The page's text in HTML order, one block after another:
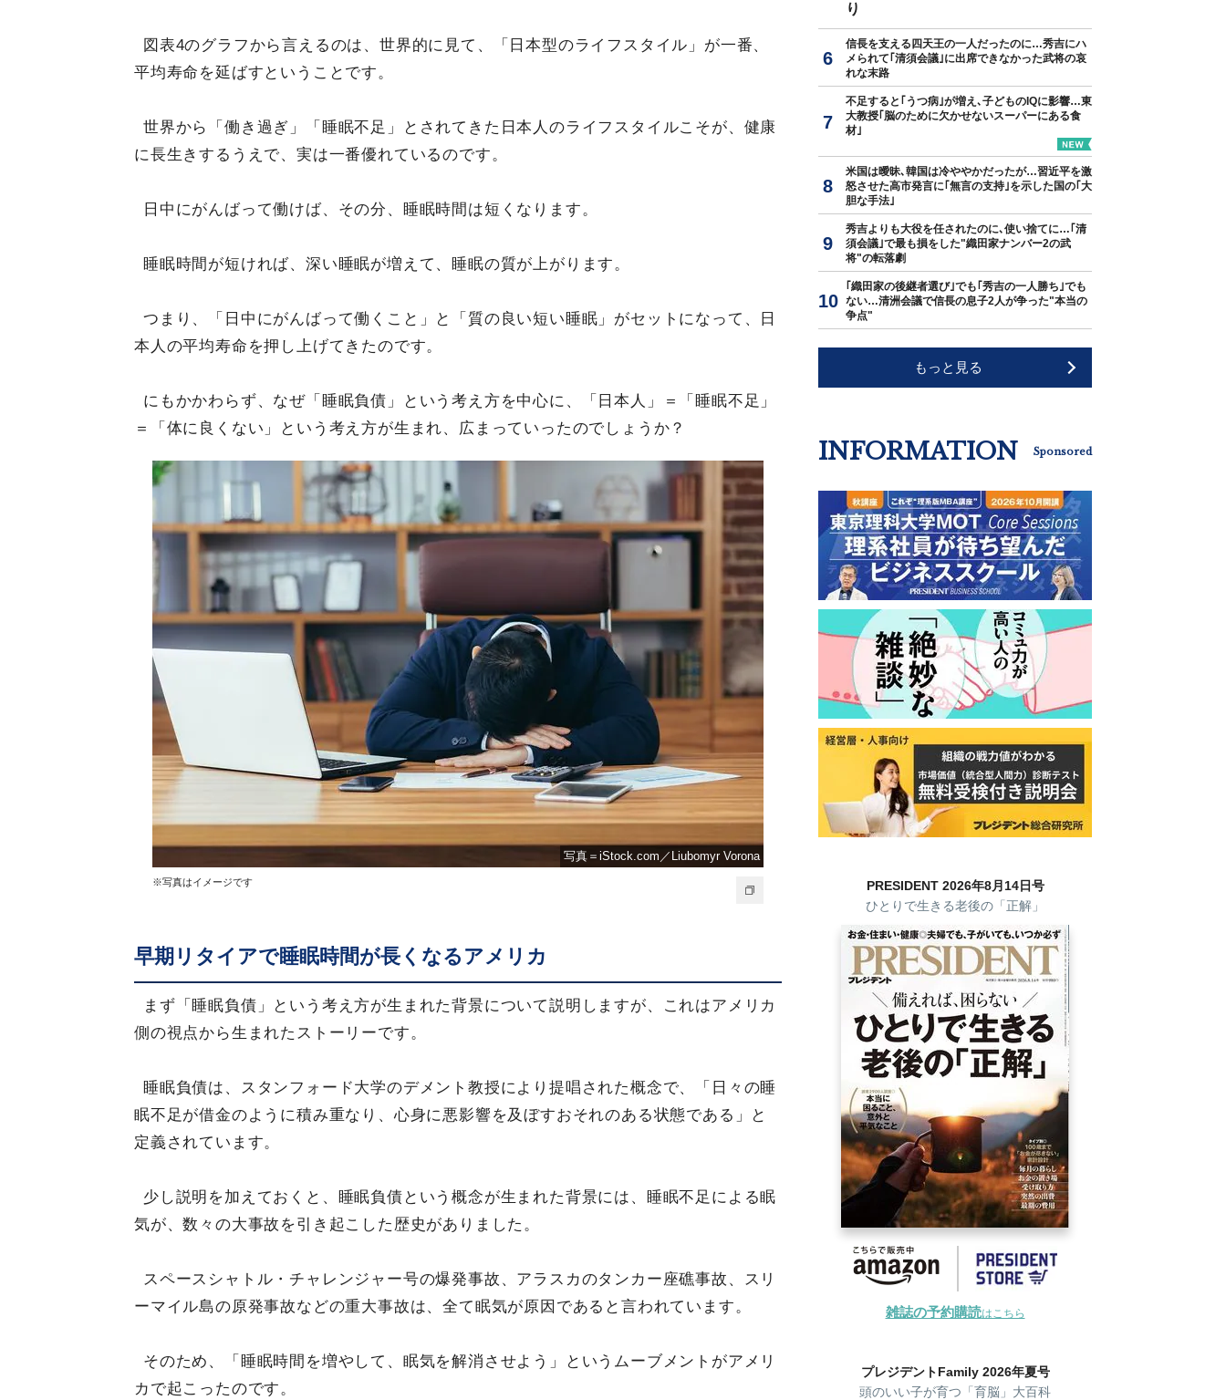
図表4のグラフから言えるのは、世界的に見て、「日本型のライフスタイル」が一番、
平均寿命を延ばすということです。
世界から「働き過ぎ」「睡眠不足」とされてきた日本人のライフスタイルこそが、健康
に長生きするうえで、実は一番優れているのです。
日中にがんばって働けば、その分、睡眠時間は短くなります。
睡眠時間が短ければ、深い睡眠が増えて、睡眠の質が上がります。
つまり、「日中にがんばって働くこと」と「質の良い短い睡眠」がセットになって、日
本人の平均寿命を押し上げてきたのです。
にもかかわらず、なぜ「睡眠負債」という考え方を中心に、「日本人」＝「睡眠不足」
＝「体に良くない」という考え方が生まれ、広まっていったのでしょうか？
写真＝iStock.com／Liubomyr Vorona
※写真はイメージです
早期リタイアで睡眠時間が長くなるアメリカ
まず「睡眠負債」という考え方が生まれた背景について説明しますが、これはアメリカ
側の視点から生まれたストーリーです。
睡眠負債は、スタンフォード大学のデメント教授により提唱された概念で、「日々の睡
眠不足が借金のように積み重なり、心身に悪影響を及ぼすおそれのある状態である」と
定義されています。
少し説明を加えておくと、睡眠負債という概念が生まれた背景には、睡眠不足による眠
気が、数々の大事故を引き起こした歴史がありました。
スペースシャトル・チャレンジャー号の爆発事故、アラスカのタンカー座礁事故、スリ
ーマイル島の原発事故などの重大事故は、全て眠気が原因であると言われています。
そのため、「睡眠時間を増やして、眠気を解消させよう」というムーブメントがアメリ
カで起こったのです。
り
信長を支える四天王の一人だったのに…秀吉にハ
メられて｢清須会議｣に出席できなかった武将の哀
れな末路
不足すると｢うつ病｣が増え､子どものIQに影響…東
大教授｢脳のために欠かせないスーパーにある食
材｣
米国は曖昧､韓国は冷ややかだったが…習近平を激
怒させた高市発言に｢無言の支持｣を示した国の｢大
胆な手法｣
秀吉よりも大役を任されたのに､使い捨てに…｢清
須会議｣で最も損をした"織田家ナンバー2の武
将"の転落劇
｢織田家の後継者選び｣でも｢秀吉の一人勝ち｣でも
ない…清洲会議で信長の息子2人が争った"本当の
争点"
もっと見る
INFORMATION Sponsored
PRESIDENT 2026年8月14日号
ひとりで生きる老後の「正解」
雑誌の予約購読はこちら
プレジデントFamily 2026年夏号
頭のいい子が育つ「育脳」大百科